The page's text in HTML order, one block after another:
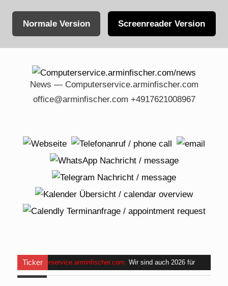
Normale Version Screenreader Version
content
News — Computerservice.arminfischer.com
office@arminfischer.com +4917621008967
Ticker
Computerservice.arminfischer.com. Wir sind auch 2026 für
Euch da . AmMo, 24.08.2026 bis Fr, 28.08.2026halte ich